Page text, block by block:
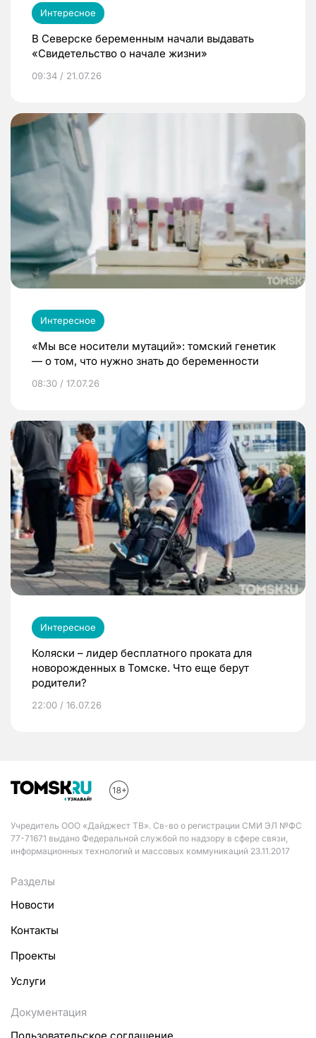
Интересное
В Северске беременным начали выдавать
«Свидетельство о начале жизни»
09:34 / 21.07.26
Интересное
«Мы все носители мутаций»: томский генетик
— о том, что нужно знать до беременности
08:30 / 17.07.26
Интересное
Коляски – лидер бесплатного проката для
новорожденных в Томске. Что еще берут
родители?
22:00 / 16.07.26
Учредитель ООО «Дайджест ТВ». Св-во о регистрации СМИ ЭЛ №ФС
77-71671 выдано Федеральной службой по надзору в сфере связи,
информационных технологий и массовых коммуникаций 23.11.2017
Разделы
Новости
Контакты
Проекты
Услуги
Документация